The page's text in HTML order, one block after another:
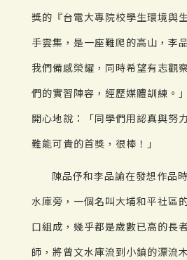
獎的『台電大專院校學生環境與
手雲集，是一座難爬的高山，李
我們備感榮耀，同時希望有志觀
們的實習陣容，經歷媒體訓練。
開心地說：「同學們用認真與努
難能可貴的首獎，很棒！」
陳品伃和李品諭在發想作品
水庫旁，一個名叫大埔和平社區
口組成，幾乎都是歲數已高的長
師，將曾文水庫流到小鎮的漂流